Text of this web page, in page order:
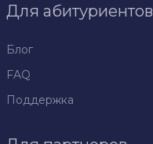
Для абитуриентов
Блог
FAQ
Поддержка